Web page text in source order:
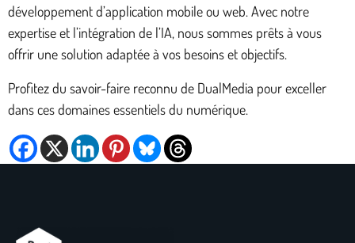
développement d’application mobile ou web. Avec notre
expertise et l’intégration de l’IA, nous sommes prêts à vous
offrir une solution adaptée à vos besoins et objectifs.
Profitez du savoir-faire reconnu de DualMedia pour exceller
dans ces domaines essentiels du numérique.